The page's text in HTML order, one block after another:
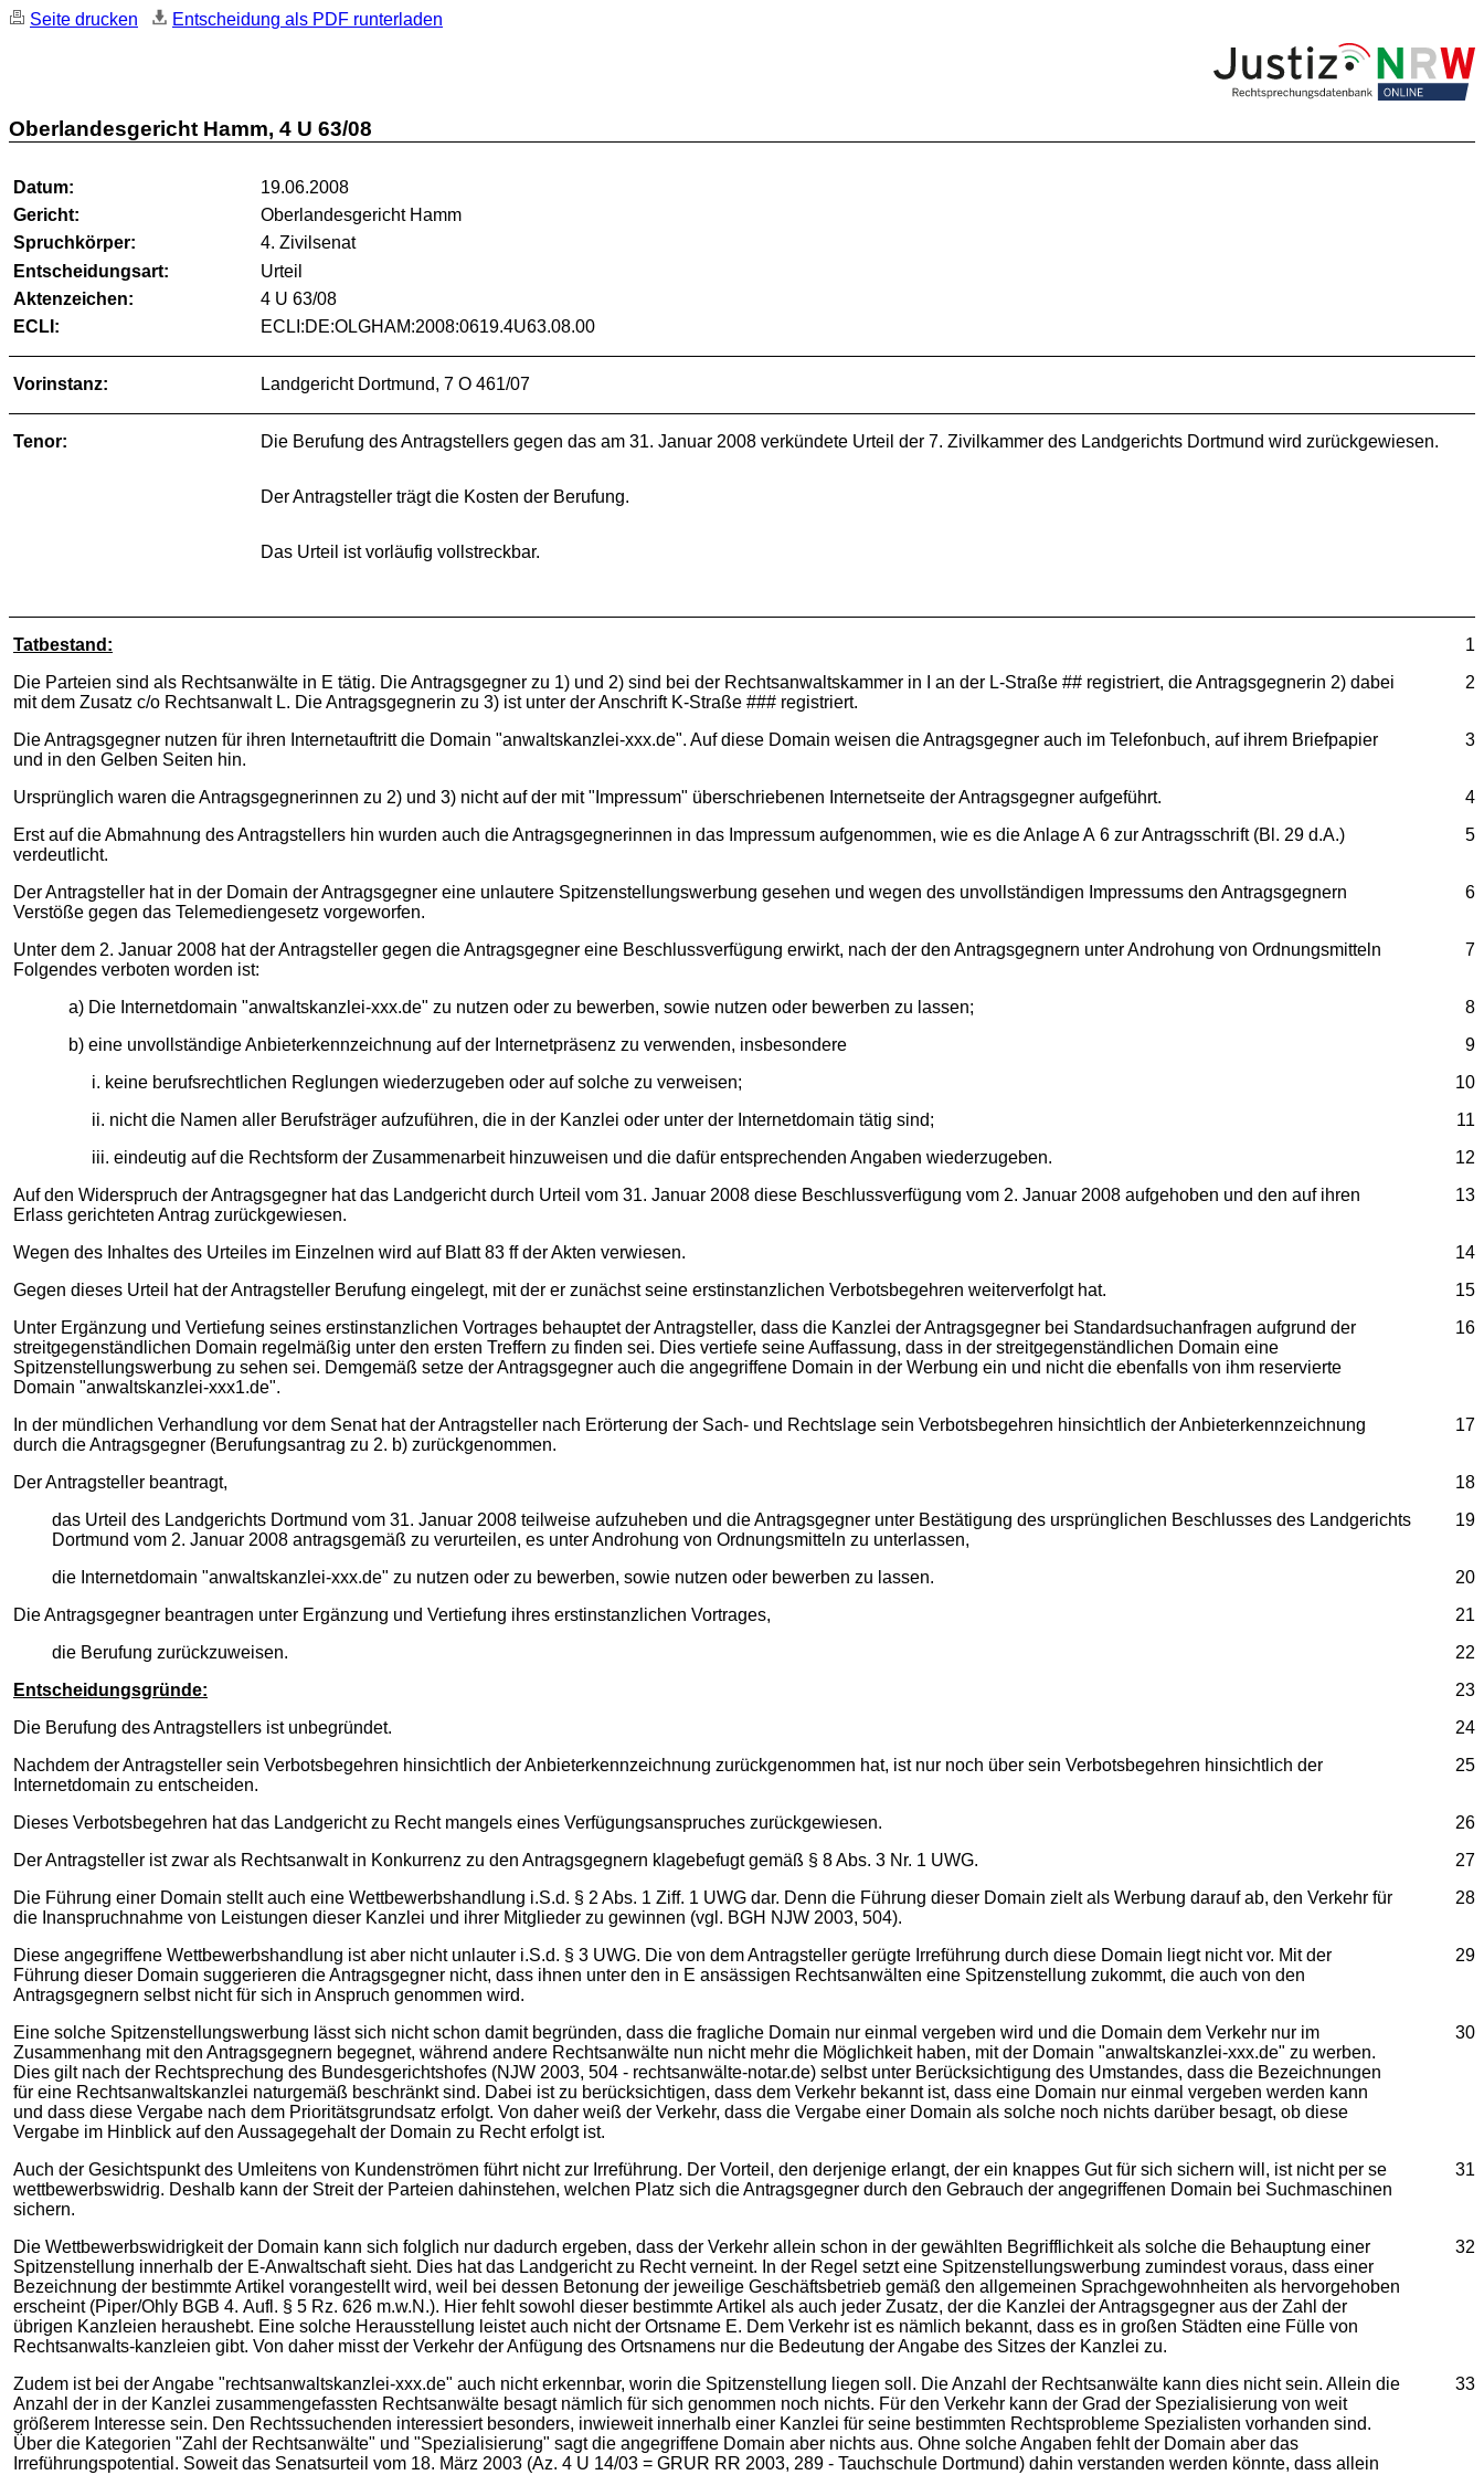
Seite drucken Entscheidung als PDF runterladen
Oberlandesgericht Hamm, 4 U 63/08
Datum:
19.06.2008
Gericht:
Oberlandesgericht Hamm
Spruchkörper:
4. Zivilsenat
Entscheidungsart:
Urteil
Aktenzeichen:
4 U 63/08
ECLI:
ECLI:DE:OLGHAM:2008:0619.4U63.08.00
Vorinstanz: Landgericht Dortmund, 7 O 461/07
Tenor: Die Berufung des Antragstellers gegen das am 31. Januar 2008 verkündete Urteil der 7. Zivilkammer des Landgerichts Dortmund wird zurückgewiesen.
Der Antragsteller trägt die Kosten der Berufung.
Das Urteil ist vorläufig vollstreckbar.
1
Tatbestand:
2
Die Parteien sind als Rechtsanwälte in E tätig. Die Antragsgegner zu 1) und 2) sind bei der Rechtsanwaltskammer in I an der L-Straße ## registriert, die Antragsgegnerin 2) dabei
mit dem Zusatz c/o Rechtsanwalt L. Die Antragsgegnerin zu 3) ist unter der Anschrift K-Straße ### registriert.
3
Die Antragsgegner nutzen für ihren Internetauftritt die Domain "anwaltskanzlei-xxx.de". Auf diese Domain weisen die Antragsgegner auch im Telefonbuch, auf ihrem Briefpapier
und in den Gelben Seiten hin.
4
Ursprünglich waren die Antragsgegnerinnen zu 2) und 3) nicht auf der mit "Impressum" überschriebenen Internetseite der Antragsgegner aufgeführt.
5
Erst auf die Abmahnung des Antragstellers hin wurden auch die Antragsgegnerinnen in das Impressum aufgenommen, wie es die Anlage A 6 zur Antragsschrift (Bl. 29 d.A.)
verdeutlicht.
6
Der Antragsteller hat in der Domain der Antragsgegner eine unlautere Spitzenstellungswerbung gesehen und wegen des unvollständigen Impressums den Antragsgegnern
Verstöße gegen das Telemediengesetz vorgeworfen.
7
Unter dem 2. Januar 2008 hat der Antragsteller gegen die Antragsgegner eine Beschlussverfügung erwirkt, nach der den Antragsgegnern unter Androhung von Ordnungsmitteln
Folgendes verboten worden ist:
8
a) Die Internetdomain "anwaltskanzlei-xxx.de" zu nutzen oder zu bewerben, sowie nutzen oder bewerben zu lassen;
9
b) eine unvollständige Anbieterkennzeichnung auf der Internetpräsenz zu verwenden, insbesondere
10
i. keine berufsrechtlichen Reglungen wiederzugeben oder auf solche zu verweisen;
11
ii. nicht die Namen aller Berufsträger aufzuführen, die in der Kanzlei oder unter der Internetdomain tätig sind;
12
iii. eindeutig auf die Rechtsform der Zusammenarbeit hinzuweisen und die dafür entsprechenden Angaben wiederzugeben.
13
Auf den Widerspruch der Antragsgegner hat das Landgericht durch Urteil vom 31. Januar 2008 diese Beschlussverfügung vom 2. Januar 2008 aufgehoben und den auf ihren
Erlass gerichteten Antrag zurückgewiesen.
14
Wegen des Inhaltes des Urteiles im Einzelnen wird auf Blatt 83 ff der Akten verwiesen.
15
Gegen dieses Urteil hat der Antragsteller Berufung eingelegt, mit der er zunächst seine erstinstanzlichen Verbotsbegehren weiterverfolgt hat.
16
Unter Ergänzung und Vertiefung seines erstinstanzlichen Vortrages behauptet der Antragsteller, dass die Kanzlei der Antragsgegner bei Standardsuchanfragen aufgrund der
streitgegenständlichen Domain regelmäßig unter den ersten Treffern zu finden sei. Dies vertiefe seine Auffassung, dass in der streitgegenständlichen Domain eine
Spitzenstellungswerbung zu sehen sei. Demgemäß setze der Antragsgegner auch die angegriffene Domain in der Werbung ein und nicht die ebenfalls von ihm reservierte
Domain "anwaltskanzlei-xxx1.de".
17
In der mündlichen Verhandlung vor dem Senat hat der Antragsteller nach Erörterung der Sach- und Rechtslage sein Verbotsbegehren hinsichtlich der Anbieterkennzeichnung
durch die Antragsgegner (Berufungsantrag zu 2. b) zurückgenommen.
18
Der Antragsteller beantragt,
19
das Urteil des Landgerichts Dortmund vom 31. Januar 2008 teilweise aufzuheben und die Antragsgegner unter Bestätigung des ursprünglichen Beschlusses des Landgerichts
Dortmund vom 2. Januar 2008 antragsgemäß zu verurteilen, es unter Androhung von Ordnungsmitteln zu unterlassen,
20
die Internetdomain "anwaltskanzlei-xxx.de" zu nutzen oder zu bewerben, sowie nutzen oder bewerben zu lassen.
21
Die Antragsgegner beantragen unter Ergänzung und Vertiefung ihres erstinstanzlichen Vortrages,
22
die Berufung zurückzuweisen.
23
Entscheidungsgründe:
24
Die Berufung des Antragstellers ist unbegründet.
25
Nachdem der Antragsteller sein Verbotsbegehren hinsichtlich der Anbieterkennzeichnung zurückgenommen hat, ist nur noch über sein Verbotsbegehren hinsichtlich der
Internetdomain zu entscheiden.
26
Dieses Verbotsbegehren hat das Landgericht zu Recht mangels eines Verfügungsanspruches zurückgewiesen.
27
Der Antragsteller ist zwar als Rechtsanwalt in Konkurrenz zu den Antragsgegnern klagebefugt gemäß § 8 Abs. 3 Nr. 1 UWG.
28
Die Führung einer Domain stellt auch eine Wettbewerbshandlung i.S.d. § 2 Abs. 1 Ziff. 1 UWG dar. Denn die Führung dieser Domain zielt als Werbung darauf ab, den Verkehr für
die Inanspruchnahme von Leistungen dieser Kanzlei und ihrer Mitglieder zu gewinnen (vgl. BGH NJW 2003, 504).
29
Diese angegriffene Wettbewerbshandlung ist aber nicht unlauter i.S.d. § 3 UWG. Die von dem Antragsteller gerügte Irreführung durch diese Domain liegt nicht vor. Mit der
Führung dieser Domain suggerieren die Antragsgegner nicht, dass ihnen unter den in E ansässigen Rechtsanwälten eine Spitzenstellung zukommt, die auch von den
Antragsgegnern selbst nicht für sich in Anspruch genommen wird.
30
Eine solche Spitzenstellungswerbung lässt sich nicht schon damit begründen, dass die fragliche Domain nur einmal vergeben wird und die Domain dem Verkehr nur im
Zusammenhang mit den Antragsgegnern begegnet, während andere Rechtsanwälte nun nicht mehr die Möglichkeit haben, mit der Domain "anwaltskanzlei-xxx.de" zu werben.
Dies gilt nach der Rechtsprechung des Bundesgerichtshofes (NJW 2003, 504 - rechtsanwälte-notar.de) selbst unter Berücksichtigung des Umstandes, dass die Bezeichnungen
für eine Rechtsanwaltskanzlei naturgemäß beschränkt sind. Dabei ist zu berücksichtigen, dass dem Verkehr bekannt ist, dass eine Domain nur einmal vergeben werden kann
und dass diese Vergabe nach dem Prioritätsgrundsatz erfolgt. Von daher weiß der Verkehr, dass die Vergabe einer Domain als solche noch nichts darüber besagt, ob diese
Vergabe im Hinblick auf den Aussagegehalt der Domain zu Recht erfolgt ist.
31
Auch der Gesichtspunkt des Umleitens von Kundenströmen führt nicht zur Irreführung. Der Vorteil, den derjenige erlangt, der ein knappes Gut für sich sichern will, ist nicht per se
wettbewerbswidrig. Deshalb kann der Streit der Parteien dahinstehen, welchen Platz sich die Antragsgegner durch den Gebrauch der angegriffenen Domain bei Suchmaschinen
sichern.
32
Die Wettbewerbswidrigkeit der Domain kann sich folglich nur dadurch ergeben, dass der Verkehr allein schon in der gewählten Begrifflichkeit als solche die Behauptung einer
Spitzenstellung innerhalb der E-Anwaltschaft sieht. Dies hat das Landgericht zu Recht verneint. In der Regel setzt eine Spitzenstellungswerbung zumindest voraus, dass einer
Bezeichnung der bestimmte Artikel vorangestellt wird, weil bei dessen Betonung der jeweilige Geschäftsbetrieb gemäß den allgemeinen Sprachgewohnheiten als hervorgehoben
erscheint (Piper/Ohly BGB 4. Aufl. § 5 Rz. 626 m.w.N.). Hier fehlt sowohl dieser bestimmte Artikel als auch jeder Zusatz, der die Kanzlei der Antragsgegner aus der Zahl der
übrigen Kanzleien heraushebt. Eine solche Herausstellung leistet auch nicht der Ortsname E. Dem Verkehr ist es nämlich bekannt, dass es in großen Städten eine Fülle von
Rechtsanwalts-kanzleien gibt. Von daher misst der Verkehr der Anfügung des Ortsnamens nur die Bedeutung der Angabe des Sitzes der Kanzlei zu.
33
Zudem ist bei der Angabe "rechtsanwaltskanzlei-xxx.de" auch nicht erkennbar, worin die Spitzenstellung liegen soll. Die Anzahl der Rechtsanwälte kann dies nicht sein. Allein die
Anzahl der in der Kanzlei zusammengefassten Rechtsanwälte besagt nämlich für sich genommen noch nichts. Für den Verkehr kann der Grad der Spezialisierung von weit
größerem Interesse sein. Den Rechtssuchenden interessiert besonders, inwieweit innerhalb einer Kanzlei für seine bestimmten Rechtsprobleme Spezialisten vorhanden sind.
Über die Kategorien "Zahl der Rechtsanwälte" und "Spezialisierung" sagt die angegriffene Domain aber nichts aus. Ohne solche Angaben fehlt der Domain aber das
Irreführungspotential. Soweit das Senatsurteil vom 18. März 2003 (Az. 4 U 14/03 = GRUR RR 2003, 289 - Tauchschule Dortmund) dahin verstanden werden könnte, dass allein